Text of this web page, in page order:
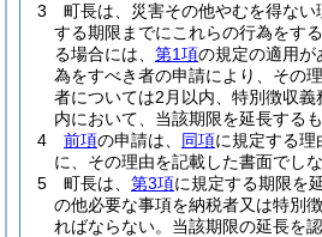
3
町長は、災害その他やむを得な
する期限までにこれらの行為をす
る場合には、 第1項の規定の適用が
為をすべき者の申請により、その
者については2月以内、特別徴収義
内において、当該期限を延長するも
4
前項の申請は、 同項に規定する理
に、その理由を記載した書面でし
5
町長は、 第3項に規定する期限を
の他必要な事項を納税者又は特別
ればならない。 当該期限の延長を